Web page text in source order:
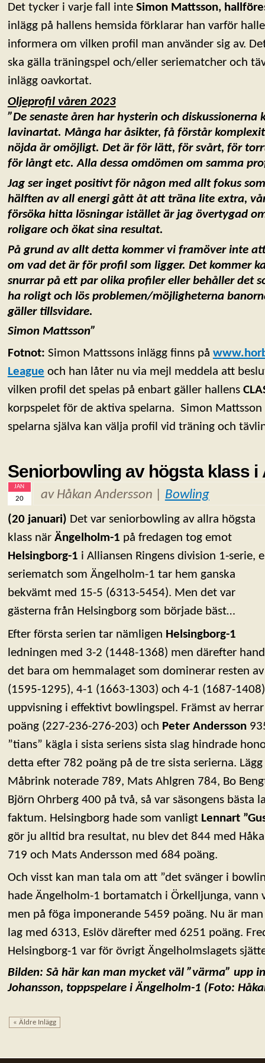
Det tycker i varje fall inte Simon Mattsson,
inlägg på hallens hemsida förklarar han varför
informera om vilken profil man använder sig av.
ska gälla träningspel och/eller seriematcher och
inlägg oavkortat.
Oljeprofil våren 2023
”De senaste åren har hysterin och
lavinartat. Många har åsikter, få förstår
nöjda är omöjligt. Det är för lätt, för svårt, för
för långt etc. Alla dessa omdömen om samma
Jag ser inget positivt för någon med allt fokus
hälften av all energi gått åt att träna lite extra,
försöka hitta lösningar istället är jag övertygad
roligare och ökat sina resultat.
På grund av allt detta kommer vi framöver inte
om vad det är för profil som ligger. Det kommer
snurrar på ett par olika profiler eller behåller det
ha roligt och lös problemen/möjligheterna
gäller tillsvidare.
Simon Mattsson”
Fotnot: Simon Mattssons inlägg finns på
League och han låter nu via mejl meddela att
vilken profil det spelas på enbart gäller hallens
korpspelet för de aktiva spelarna. Simon
spelarna själva kan välja profil vid träning och
Seniorbowling av högsta klass i
JAN
20 av Håkan Andersson | Bowling
(20 januari) Det var seniorbowling av allra högsta
klass när Ängelholm-1 på fredagen tog emot
Helsingborg-1 i Alliansen Ringens division 1-serie,
seriematch som Ängelholm-1 tar hem ganska
bekvämt med 15-5 (6313-5454). Men det var
gästerna från Helsingborg som började bäst…
Efter första serien tar nämligen Helsingborg-1
ledningen med 3-2 (1448-1368) men därefter
det bara om hemmalaget som dominerar resten
(1595-1295), 4-1 (1663-1303) och 4-1 (1687-
uppvisning i effektivt bowlingspel. Främst av
poäng (227-236-276-203) och Peter Andersson
”tians” kägla i sista seriens sista slag hindrade
detta efter 782 poäng på de tre sista serierna.
Måbrink noterade 789, Mats Ahlgren 784, Bo
Björn Ohrberg 400 på två, så var säsongens bästa
faktum. Helsingborg hade som vanligt Lennart
gör ju alltid bra resultat, nu blev det 844 med
719 och Mats Andersson med 684 poäng.
Och visst kan man tala om att ”det svänger i
hade Ängelholm-1 bortamatch i Örkelljunga, vann
men på föga imponerande 5459 poäng. Nu är
lag med 6313, Eslöv därefter med 6251 poäng.
Helsingborg-1 var för övrigt Ängelholmslagets
Bilden: Så här kan man mycket väl ”värma” upp
Johansson, toppspelare i Ängelholm-1 (Foto:
« Äldre Inlägg